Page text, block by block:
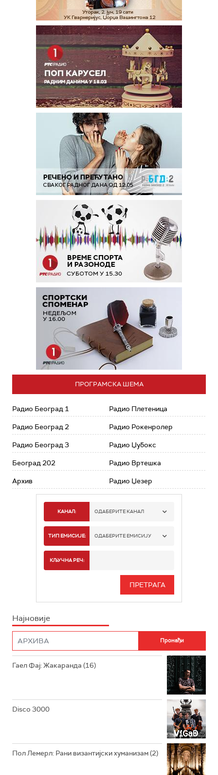
ПРОГРАМСКА ШЕМА
Радио Београд 1
Радио Београд 2
Радио Београд 3
Београд 202
Архив
Радио Плетеница
Радио Рокенролер
Радио Џубокс
Радио Вртешка
Радио Џезер
КАНАЛ: ОДАБЕРИТЕ КАНАЛ
РАДИО БЕОГРАД 1
РАДИО БЕОГРАД 3
РАДИО РОКЕНРОЛЕР
РАДИО ЏЕЗЕР
ТИП ЕМИСИЈЕ: ОДАБЕРИТЕ ЕМИСИЈУ
ИНФО
КЉУЧНА РЕЧ:
Најновије
Гаел Фај: Жакаранда (16)
Disco 3000
Пол Лемерл: Рани византијски хуманизам (2)